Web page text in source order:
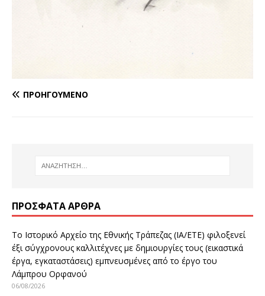
ΠΡΟΗΓΟΎΜΕΝΟ
ΠΡΌΣΦΑΤΑ ΆΡΘΡΑ
Το Ιστορικό Αρχείο της Εθνικής Τράπεζας (ΙΑ/ΕΤΕ) φιλοξενεί
έξι σύγχρονους καλλιτέχνες με δημιουργίες τους (εικαστικά
έργα, εγκαταστάσεις) εμπνευσμένες από το έργο του
Λάμπρου Ορφανού
06/08/2026